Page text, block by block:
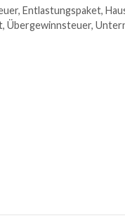
, Entlastungspaket,
, Übergewinnsteuer,